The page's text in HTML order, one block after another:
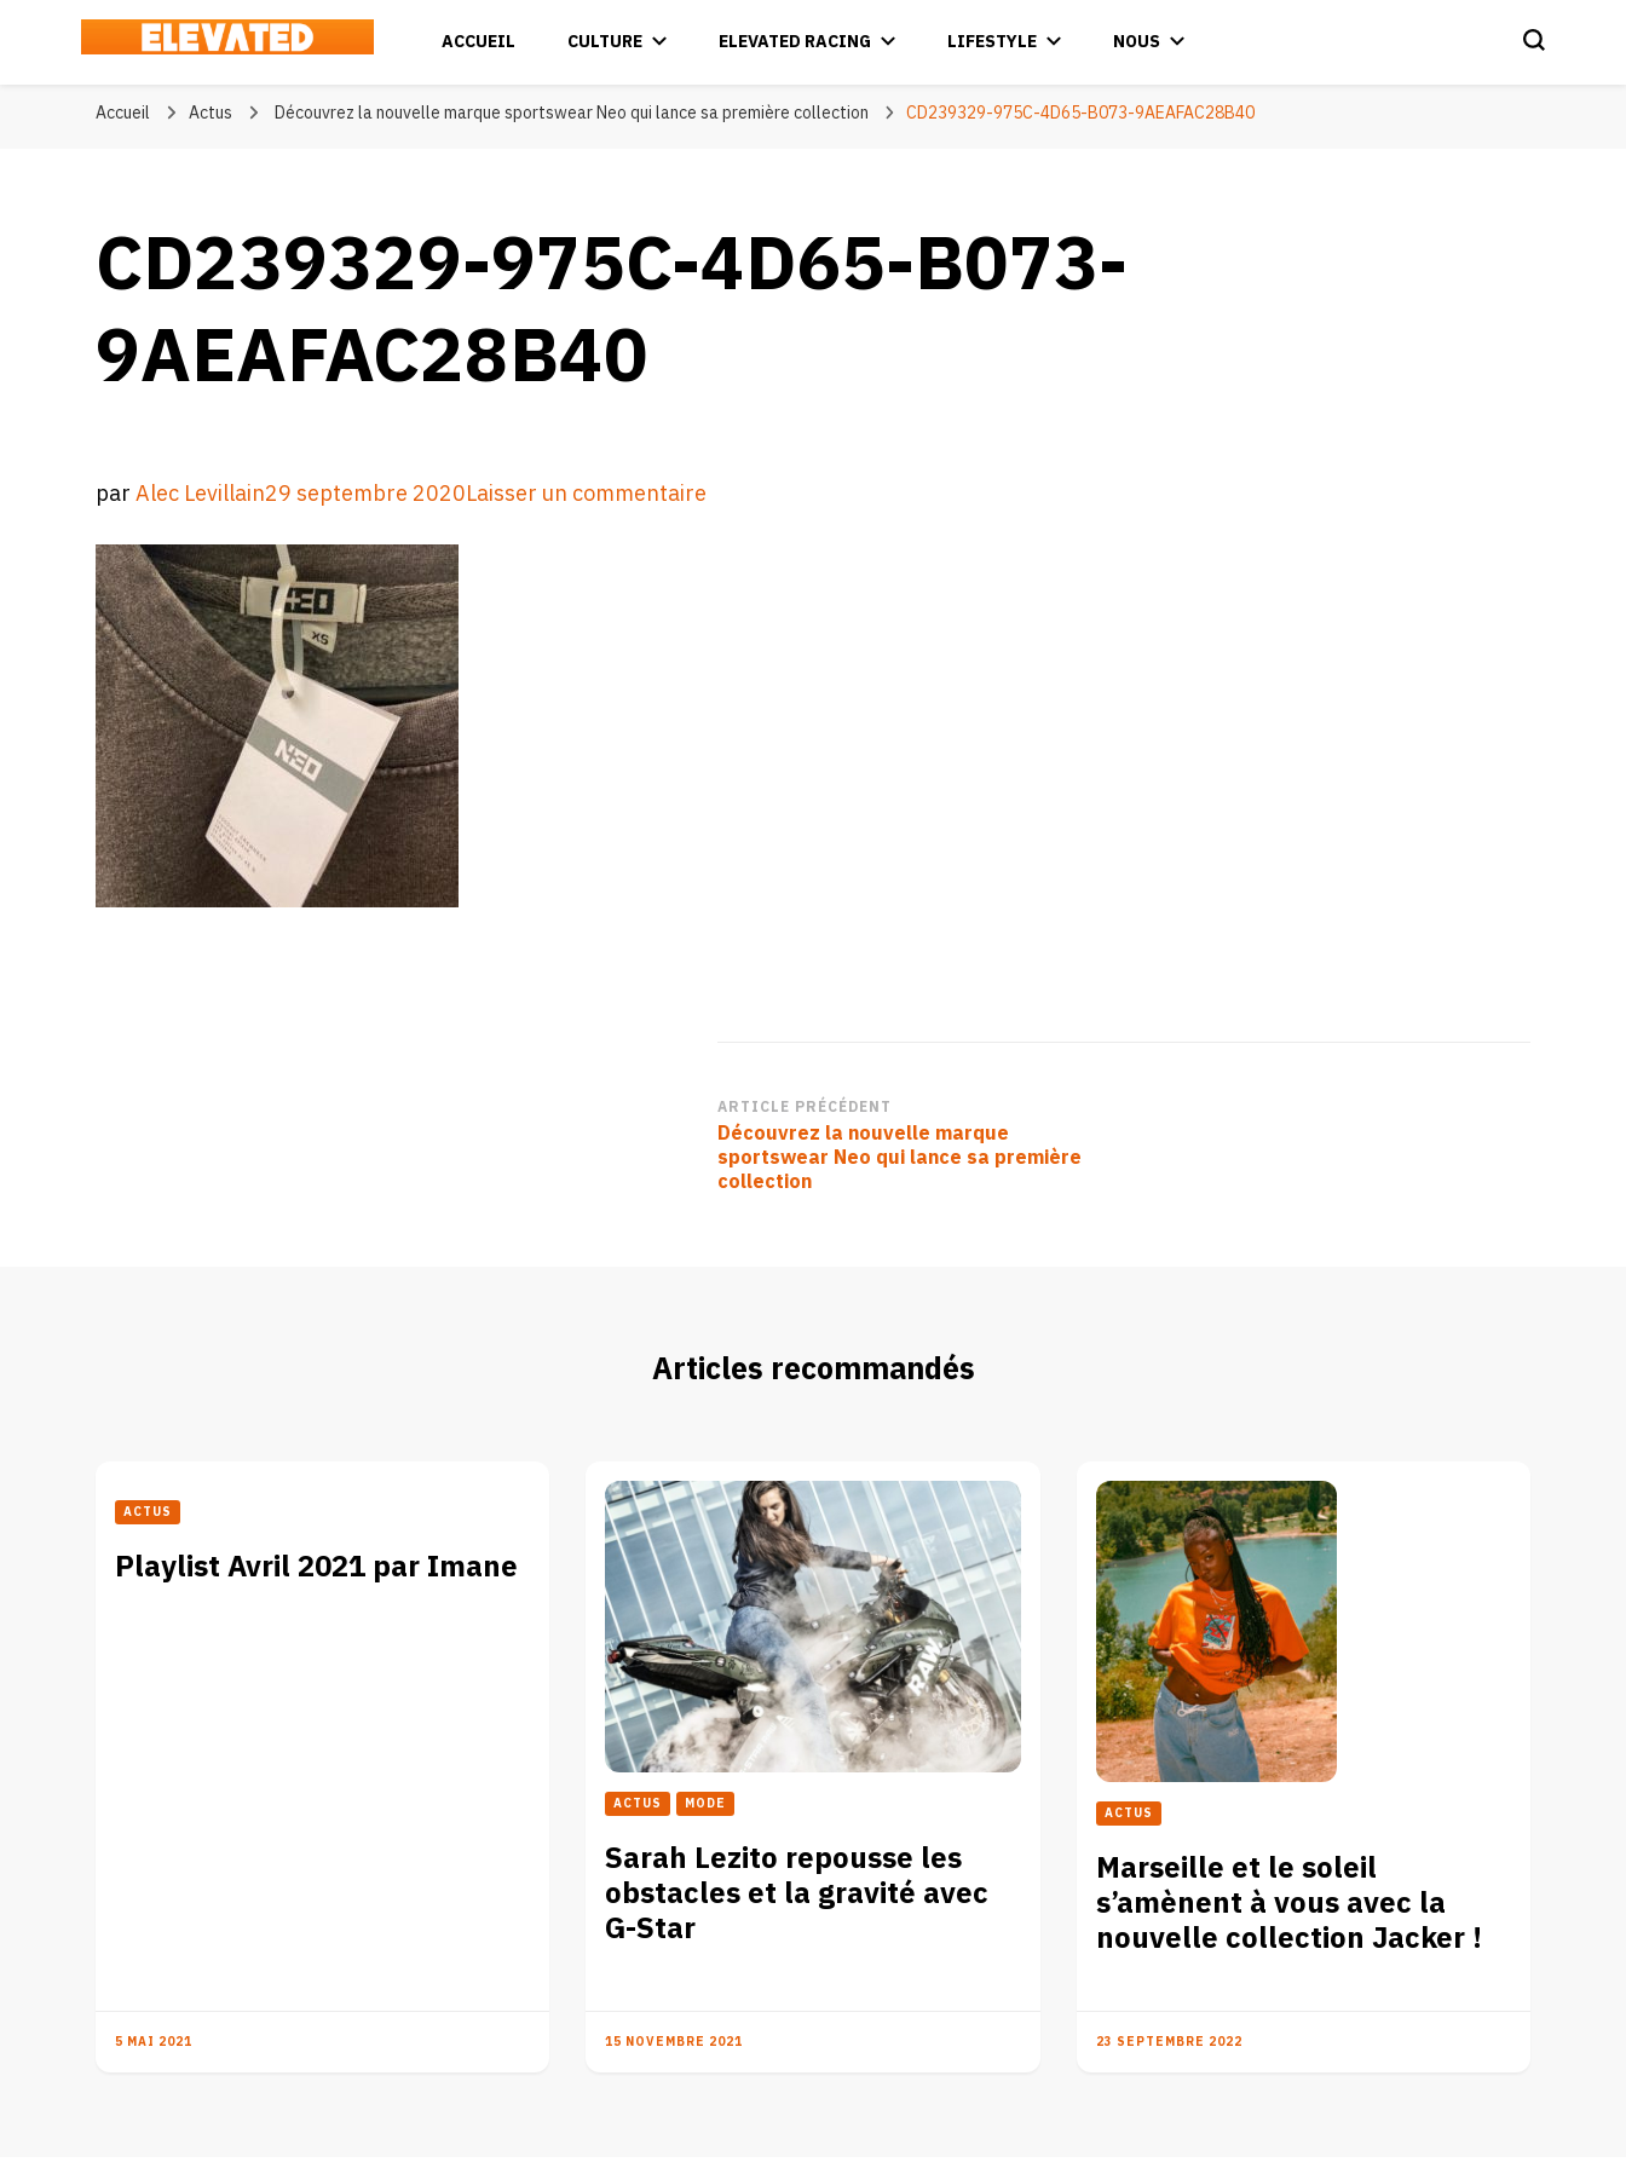
Elevated
ACCUEIL CULTURE ELEVATED RACING LIFESTYLE NOUS
Accueil Actus Découvrez la nouvelle marque sportswear Neo qui lance sa première collection CD239329-975C-4D65-B073-9AEAFAC28B40
CD239329-975C-4D65-B073-
9AEAFAC28B40
parAlec Levillain29 septembre 2020Laisser un commentaire
Navigation
d’article
ARTICLE PRÉCÉDENT
Découvrez la nouvelle marque
sportswear Neo qui lance sa première
collection
Articles recommandés
ACTUS
Playlist Avril 2021 par Imane
5 MAI 2021
ACTUS MODE
Sarah Lezito repousse les
obstacles et la gravité avec
G-Star
15 NOVEMBRE 2021
ACTUS
Marseille et le soleil
s’amènent à vous avec la
nouvelle collection Jacker !
23 SEPTEMBRE 2022